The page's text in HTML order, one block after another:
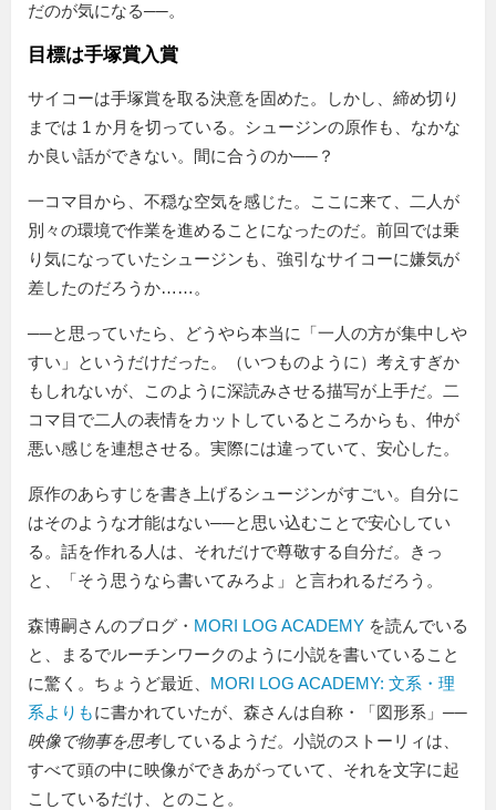
だのが気になる──。
目標は手塚賞入賞
サイコーは手塚賞を取る決意を固めた。しかし、締め切り
までは 1 か月を切っている。シュージンの原作も、なかな
か良い話ができない。間に合うのか──？
一コマ目から、不穏な空気を感じた。ここに来て、二人が
別々の環境で作業を進めることになったのだ。前回では乗
り気になっていたシュージンも、強引なサイコーに嫌気が
差したのだろうか……。
──と思っていたら、どうやら本当に
一人の方が集中しや
すい
というだけだった。（いつものように）考えすぎか
もしれないが、このように深読みさせる描写が上手だ。二
コマ目で二人の表情をカットしているところからも、仲が
悪い感じを連想させる。実際には違っていて、安心した。
原作のあらすじを書き上げるシュージンがすごい。自分に
はそのような才能はない──と思い込むことで安心してい
る。話を作れる人は、それだけで尊敬する自分だ。きっ
と、「そう思うなら書いてみろよ」と言われるだろう。
森博嗣さんのブログ・ MORI LOG ACADEMY を読んでいる
と、まるでルーチンワークのように小説を書いていること
に驚く。ちょうど最近、 MORI LOG ACADEMY: 文系・理
系よりもに書かれていたが、森さんは自称・「図形系」──
映像で物事を思考しているようだ。小説のストーリィは、
すべて頭の中に映像ができあがっていて、それを文字に起
こしているだけ、とのこと。